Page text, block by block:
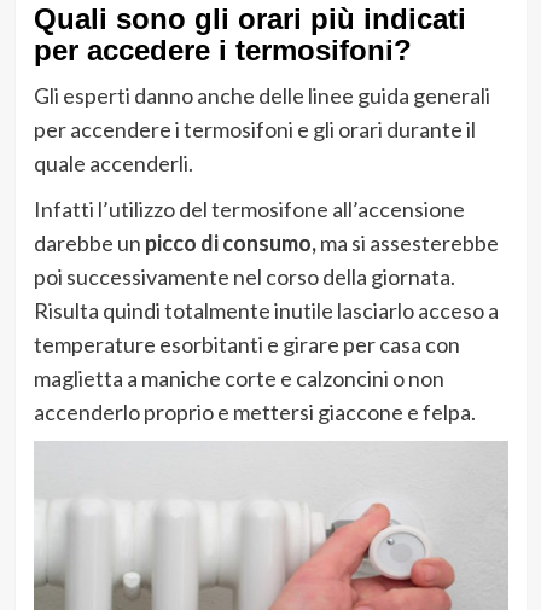
Quali sono gli orari più indicati
per accedere i termosifoni?
Gli esperti danno anche delle linee guida generali
per accendere i termosifoni e gli orari durante il
quale accenderli.
Infatti l’utilizzo del termosifone all’accensione
darebbe un picco di consumo,ma si assesterebbe
poi successivamente nel corso della giornata.
Risulta quindi totalmente inutile lasciarlo acceso a
temperature esorbitanti e girare per casa con
maglietta a maniche corte e calzoncini o non
accenderlo proprio e mettersi giaccone e felpa.